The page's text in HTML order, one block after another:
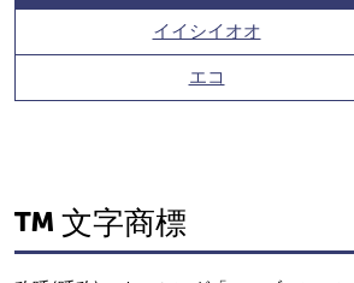
イイシイオオ
エコ
文字商標